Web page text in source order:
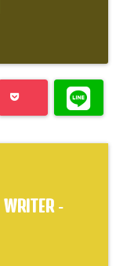
WRITER-